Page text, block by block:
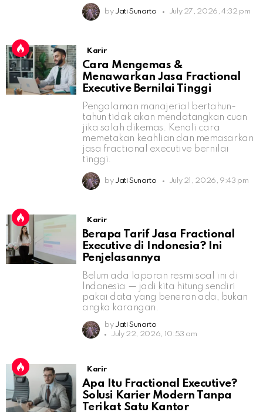
by Jati Sunarto July 27, 2026, 4:32 pm
Karir
Cara Mengemas &
Menawarkan Jasa Fractional
Executive Bernilai Tinggi
Pengalaman manajerial bertahun-
tahun tidak akan mendatangkan cuan
jika salah dikemas. Kenali cara
memetakan keahlian dan memasarkan
jasa fractional executive bernilai
tinggi.
by Jati Sunarto July 21, 2026, 9:43 pm
Karir
Berapa Tarif Jasa Fractional
Executive di Indonesia? Ini
Penjelasannya
Belum ada laporan resmi soal ini di
Indonesia — jadi kita hitung sendiri
pakai data yang beneran ada, bukan
angka karangan.
by Jati Sunarto
July 22, 2026, 10:53 am
Karir
Apa Itu Fractional Executive?
Solusi Karier Modern Tanpa
Terikat Satu Kantor